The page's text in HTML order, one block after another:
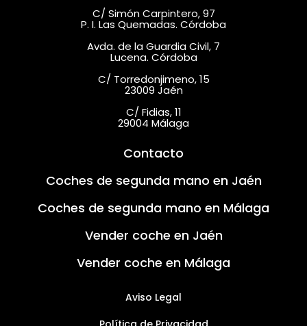
C/ Simón Carpintero, 97
P. I. Las Quemadas. Córdoba
Avda. de la Guardia Civil, 7
Lucena. Córdoba
C/ Torredonjimeno, 15
23009 Jaén
C/ Fidias, 11
29004 Málaga
Contacto
Coches de segunda mano en Jaén
Coches de segunda mano en Málaga
Vender coche en Jaén
Vender coche en Málaga
Aviso Legal